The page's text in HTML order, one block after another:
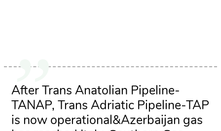
After Trans Anatolian Pipeline-
TANAP, Trans Adriatic Pipeline-TAP
is now operational&Azerbaijan gas